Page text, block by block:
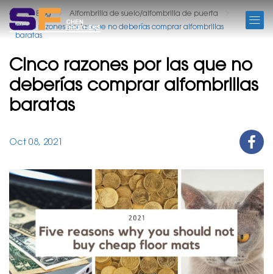
Blog
Alfombrilla de suelo/alfombrilla de puerta
Cinco razones por las que no deberías comprar alfombrillas
baratas
Cinco razones por las que no
deberías comprar alfombrillas
baratas
Oct 08, 2021